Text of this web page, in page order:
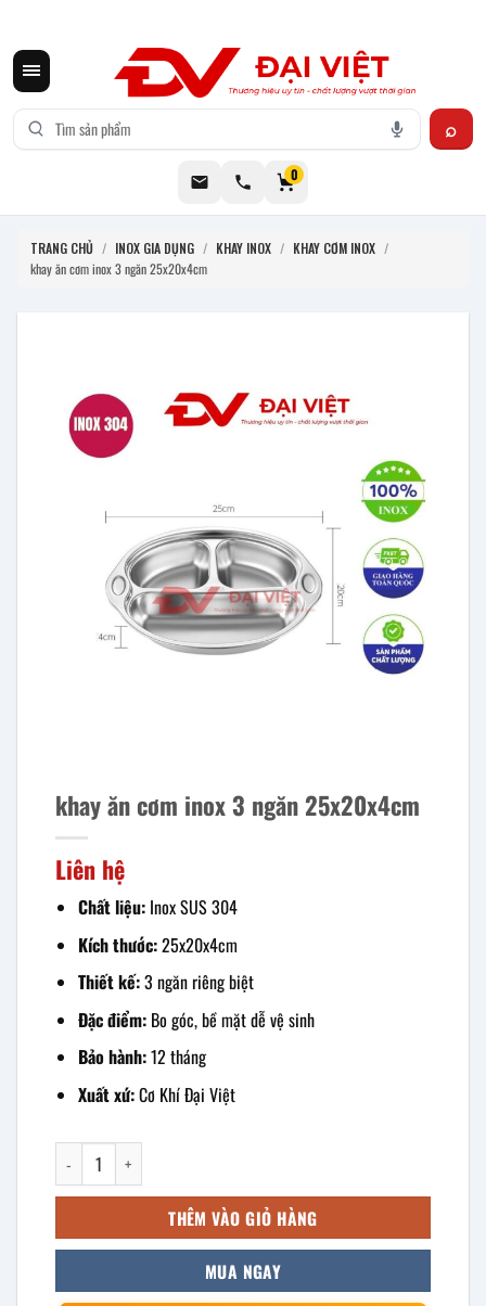
0
TRANG CHỦ / INOX GIA DỤNG / KHAY INOX / KHAY CƠM INOX /
khay ăn cơm inox 3 ngăn 25x20x4cm
khay ăn cơm inox 3 ngăn 25x20x4cm
Liên hệ
Chất liệu:Inox SUS 304
Kích thước:25x20x4cm
Thiết kế:3 ngăn riêng biệt
Đặc điểm:Bo góc, bề mặt dễ vệ sinh
Bảo hành:12 tháng
Xuất xứ:Cơ Khí Đại Việt
khay ăn cơm inox 3 ngăn 25x20x4cm số lượng
THÊM VÀO GIỎ HÀNG
MUA NGAY